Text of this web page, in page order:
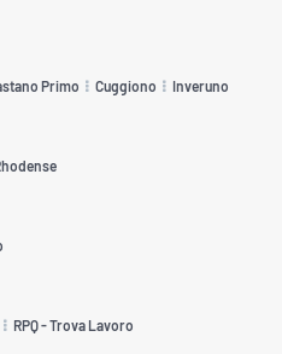
Primo Cuggiono Inveruno
RPQ - Trova Lavoro